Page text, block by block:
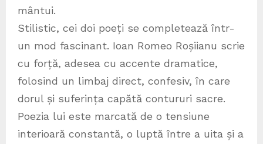
mântui.
Stilistic, cei doi poeți se completează într-
un mod fascinant. Ioan Romeo Roșiianu scrie
cu forță, adesea cu accente dramatice,
folosind un limbaj direct, confesiv, în care
dorul și suferința capătă contururi sacre.
Poezia lui este marcată de o tensiune
interioară constantă, o luptă între a uita și a